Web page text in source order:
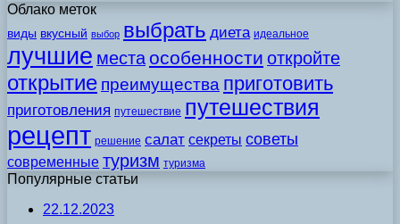
Облако меток
виды вкусный выбор выбрать диета идеальное
лучшие места особенности откройте
открытие преимущества приготовить
приготовления путешествие путешествия
рецепт решение салат секреты советы
современные туризм туризма
Популярные статьи
22.12.2023